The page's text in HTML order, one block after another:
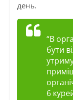
день.
“В
бути
6